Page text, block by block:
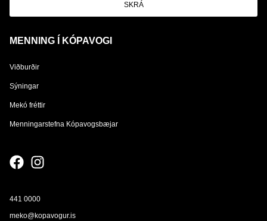
SKRÁ
MENNING Í KÓPAVOGI
Viðburðir
Sýningar
Mekó fréttir
Menningarstefna Kópavogsbæjar
441 0000
meko@kopavogur.is